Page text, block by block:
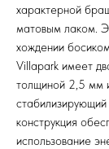
характерной
матовым лаком.
хождении
Villapark имеет
толщиной 2,5 мм
стабилизирующий
конструкция
использование